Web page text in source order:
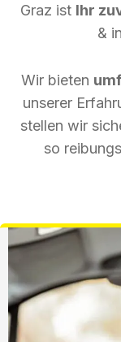
Graz ist Ihr
&
Wir bieten
unserer
stellen wir
so